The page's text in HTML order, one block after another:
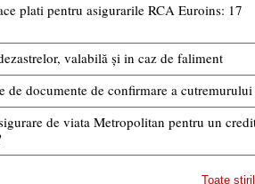
plati pentru asigurarile RCA Euroins: 17
valabilă și in caz de faliment
de documente de confirmare a cutremurului
de viata Metropolitan pentru un
Toate